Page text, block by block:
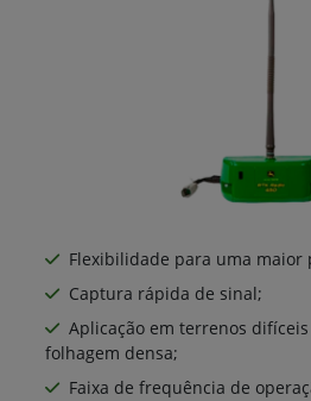
Flexibilidade para uma maior
Captura rápida de sinal;
Aplicação em terrenos
folhagem densa;
Faixa de frequência de